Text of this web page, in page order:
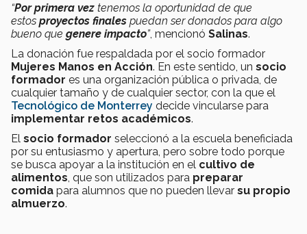
“Por primera vez tenemos la oportunidad de que
estos proyectos finales puedan ser donados para algo
bueno que genere impacto”, mencionó Salinas.
La donación fue respaldada por el socio formador
Mujeres Manos en Acción. En este sentido, un socio
formador es una organización pública o privada, de
cualquier tamaño y de cualquier sector, con la que el
Tecnológico de Monterrey decide vincularse para
implementar retos académicos.
El socio formador seleccionó a la escuela beneficiada
por su entusiasmo y apertura, pero sobre todo porque
se busca apoyar a la institución en el cultivo de
alimentos , que son utilizados para preparar
comida para alumnos que no pueden llevar su propio
almuerzo.